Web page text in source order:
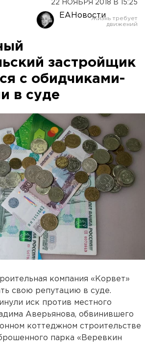
22 НОЯБРЯ 2018 В 15:25
ЕАНовости
застройщик
с обидчиками-
в суде
компания «Корвет»
свою репутацию в суде.
иск против местного
Аверьянова, обвинившего
коттеджном строительстве
парка «Веревкин